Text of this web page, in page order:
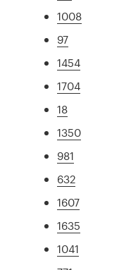
1008
97
1454
1704
18
1350
981
632
1607
1635
1041